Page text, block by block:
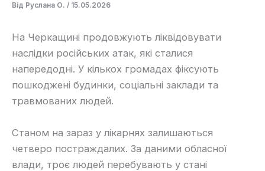
Від Руслана О. / 15.05.2026
На Черкащині продовжують ліквідовувати
наслідки російських атак, які сталися
напередодні. У кількох громадах фіксують
пошкоджені будинки, соціальні заклади та
травмованих людей.
Станом на зараз у лікарнях залишаються
четверо постраждалих. За даними обласної
влади, троє людей перебувають у стані